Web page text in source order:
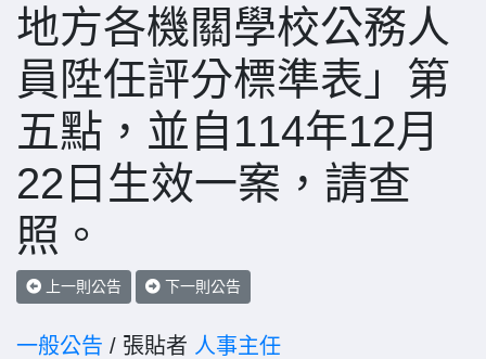
地方各機關學校公務人
員陞任評分標準表」第
五點，並自114年12月
22日生效一案，請查
照。
上一則公告 下一則公告
一般公告 / 張貼者 人事主任